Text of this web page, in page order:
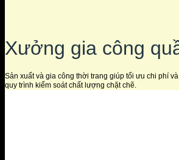
Xưởng gia công
Sản xuất và gia công thời trang giúp tối ưu chi phí
quy trình kiểm soát chất lượng chặt chẽ.